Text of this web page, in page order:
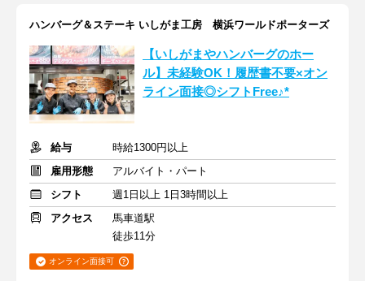
ハンバーグ＆ステーキ いしがま工房 横浜ワールドポーターズ
【いしがまやハンバーグのホー
ル】未経験OK！履歴書不要×オン
ライン面接◎シフトFree♪*
給与
時給1300円以上
雇用形態
アルバイト・パート
シフト
週1日以上 1日3時間以上
アクセス
馬車道駅
徒歩11分
オンライン面接可